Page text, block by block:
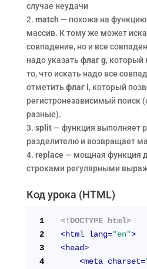
случае неудачи
2. match — похожа на
массив. К тому же может
совпадение, но и все
надо указатьфлаг g, который
то, что искать надо все
отметитьфлаг i, который
регистронезависимый поиск
разные).
3. split— функция выполняет
разделителю и возвращает
4. replace— мощная функция
строками регулярными
Код урока (HTML)
1
<!DOCTYPE html>
2
<html lang="en">
3
<head>
4
<meta charset=